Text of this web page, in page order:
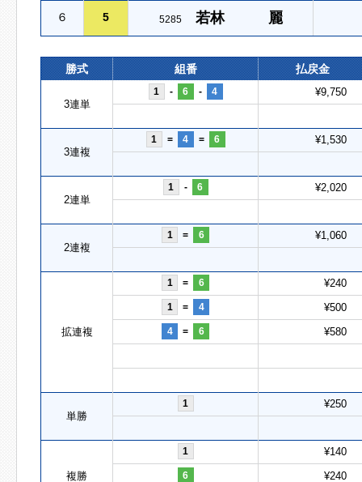
６ 5 5285 若林 麗
勝式 組番 払戻金
3連単
1 - 6 - 4 ¥9,750
3連複
1 = 4 = 6 ¥1,530
2連単
1 - 6 ¥2,020
2連複
1 = 6 ¥1,060
拡連複
1 = 6 ¥240
1 = 4 ¥500
4 = 6 ¥580
単勝
1 ¥250
複勝
1 ¥140
6 ¥240